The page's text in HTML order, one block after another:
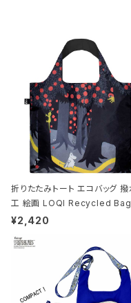
折りたたみトート エコバッグ
工 絵画 LOQI Recycled Bag
ーキー 大きめ トートバッグ
¥2,420